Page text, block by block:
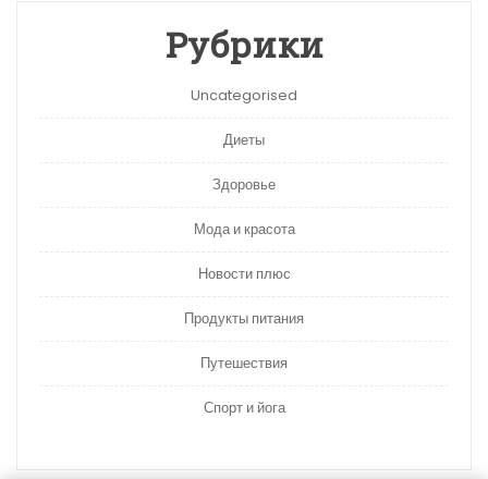
Рубрики
Uncategorised
Диеты
Здоровье
Мода и красота
Новости плюс
Продукты питания
Путешествия
Спорт и йога